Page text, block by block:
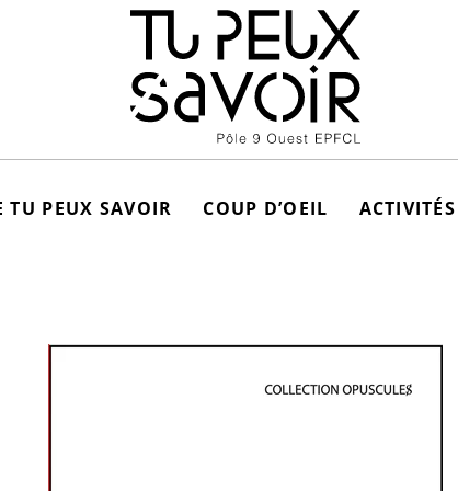
TU PEUX SAVOIR COUP D’OEIL ACTIVITÉS